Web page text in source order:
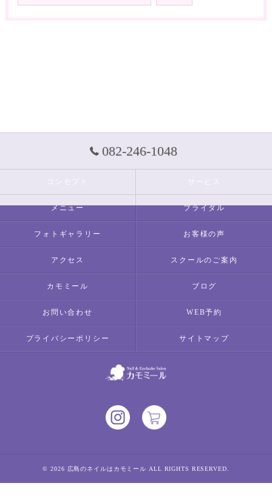
082-246-1048
サービス
メニュー ブライダル
フォトギャラリー お客様の声
アクセス スクールのご案内
カモミール ブログ
お問い合わせ WEB予約
プライバシーポリシー サイトマップ
© 2026 広島のネイルはカモミール ALL RIGHTS RESERVED.